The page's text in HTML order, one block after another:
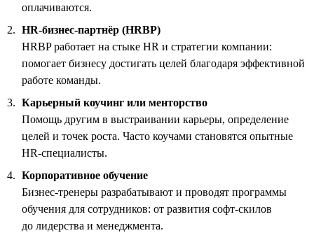
оплачиваются.
HR-бизнес-партнёр (HRBP)
HRBP работает на стыке HR и стратегии компании:
помогает бизнесу достигать целей благодаря эффективной
работе команды.
Карьерный коучинг или менторство
Помощь другим в выстраивании карьеры, определение
целей и точек роста. Часто коучами становятся опытные
HR-специалисты.
Корпоративное обучение
Бизнес-тренеры разрабатывают и проводят программы
обучения для сотрудников: от развития софт-скилов
до лидерства и менеджмента.